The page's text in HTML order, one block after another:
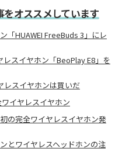
オススメしています
「HUAWEI FreeBuds 3」にレ
スイヤホン「BeoPlay E8」を
レスイヤホンは買いだ
イヤレスイヤホン
の完全ワイヤレスイヤホン発
とワイヤレスヘッドホンの注